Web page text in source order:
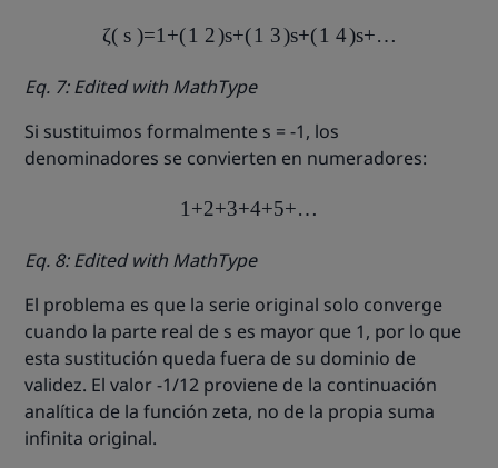
ζ( s )=1 +( 1 2)s+( 1 3)s+( 1 4)s+…
Eq. 7: Edited with MathType
Si sustituimos formalmente s = -1, los
denominadores se convierten en numeradores:
1 +2+3+4+5+…
Eq. 8: Edited with MathType
El problema es que la serie original solo converge
cuando la parte real de s es mayor que 1, por lo que
esta sustitución queda fuera de su dominio de
validez. El valor -1/12 proviene de la continuación
analítica de la función zeta, no de la propia suma
infinita original.